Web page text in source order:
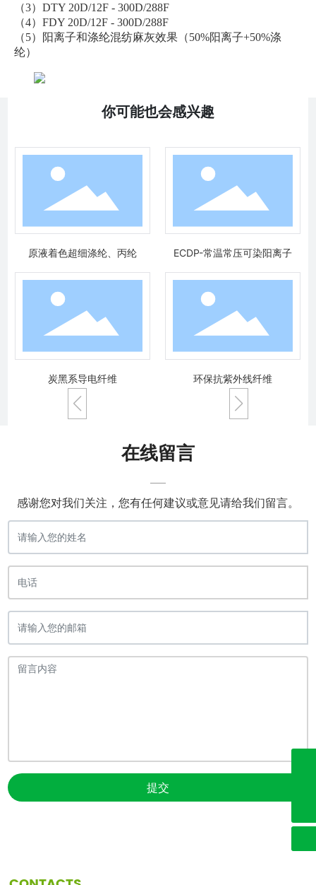
（3）DTY 20D/12F - 300D/288F
（4）FDY 20D/12F - 300D/288F
（5）阳离子和涤纶混纺麻灰效果（50%阳离子+50%涤
纶）
你可能也会感兴趣
原液着色超细涤纶、丙纶 ECDP-常温常压可染阳离子
炭黑系导电纤维 环保抗紫外线纤维
在线留言
感谢您对我们关注，您有任何建议或意见请给我们留言。
提交
admin@ofantex.com
0575-85781231